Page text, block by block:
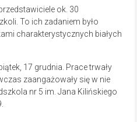
ok. 30
To ich zadaniem było
charakterystycznych białych
17 grudnia. Prace trwały
zaangażowały się w nie
nr 5 im. Jana Kilińskiego